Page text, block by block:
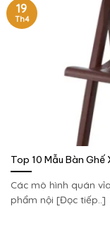
Top 10 Mẫu Bàn Ghế
Các mô hình quán
phẩm nội [Đọc tiếp..]
19
Th4